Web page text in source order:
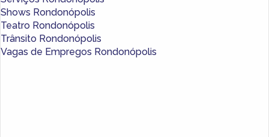
Shows Rondonópolis
Teatro Rondonópolis
Trânsito Rondonópolis
Vagas de Empregos Rondonópolis